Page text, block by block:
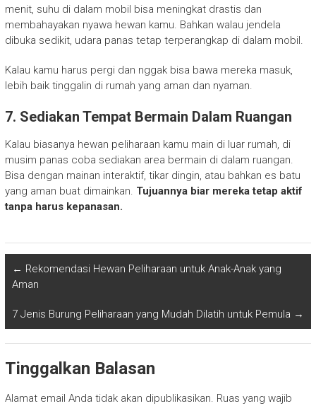
menit, suhu di dalam mobil bisa meningkat drastis dan
membahayakan nyawa hewan kamu. Bahkan walau jendela
dibuka sedikit, udara panas tetap terperangkap di dalam mobil.
Kalau kamu harus pergi dan nggak bisa bawa mereka masuk,
lebih baik tinggalin di rumah yang aman dan nyaman.
7. Sediakan Tempat Bermain Dalam Ruangan
Kalau biasanya hewan peliharaan kamu main di luar rumah, di
musim panas coba sediakan area bermain di dalam ruangan.
Bisa dengan mainan interaktif, tikar dingin, atau bahkan es batu
yang aman buat dimainkan. Tujuannya biar mereka tetap aktif
tanpa harus kepanasan.
← Rekomendasi Hewan Peliharaan untuk Anak-Anak yang
Aman
7 Jenis Burung Peliharaan yang Mudah Dilatih untuk Pemula →
Tinggalkan Balasan
Alamat email Anda tidak akan dipublikasikan. Ruas yang wajib